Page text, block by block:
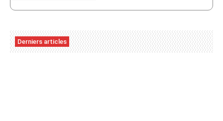
Derniers articles